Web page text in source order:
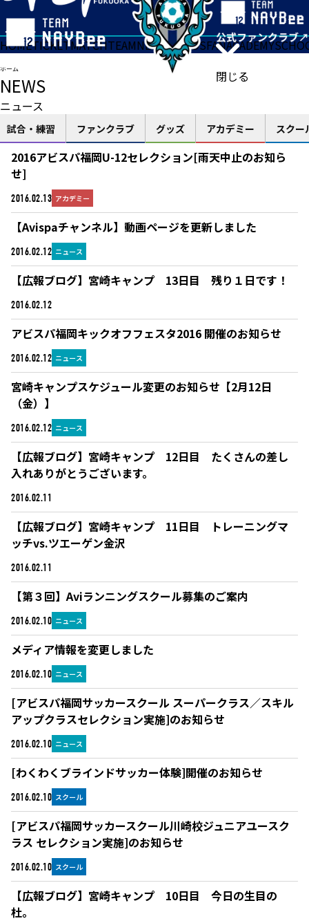
閉じる
HOMETICKETMATCHTEAMNEWSGOODSFANACADEMY
ホーム
NEWS
ニュース
試合・練習 ファンクラブ グッズ アカデミー スクー
2016.02.13 アカデミー
2016アビスパ福岡U-12セレクション[雨天中止のお知ら
せ]
2016.02.12 ニュース
【Avispaチャンネル】動画ページを更新しました
2016.02.12
【広報ブログ】宮崎キャンプ 13日目 残り１日です！
2016.02.12 ニュース
アビスパ福岡キックオフフェスタ2016 開催のお知らせ
2016.02.12 ニュース
宮崎キャンプスケジュール変更のお知らせ【2月12日
（金）】
2016.02.11
【広報ブログ】宮崎キャンプ 12日目 たくさんの差し
入れありがとうございます。
2016.02.11
【広報ブログ】宮崎キャンプ 11日目 トレーニングマ
ッチvs.ツエーゲン金沢
2016.02.10 ニュース
【第３回】Aviランニングスクール募集のご案内
2016.02.10 ニュース
メディア情報を変更しました
2016.02.10 ニュース
[アビスパ福岡サッカースクール スーパークラス／スキル
アップクラスセレクション実施]のお知らせ
2016.02.10 スクール
[わくわくブラインドサッカー体験]開催のお知らせ
2016.02.10 スクール
[アビスパ福岡サッカースクール川崎校ジュニアユースク
ラス セレクション実施]のお知らせ
【広報ブログ】宮崎キャンプ 10日目 今日の生目の
杜。